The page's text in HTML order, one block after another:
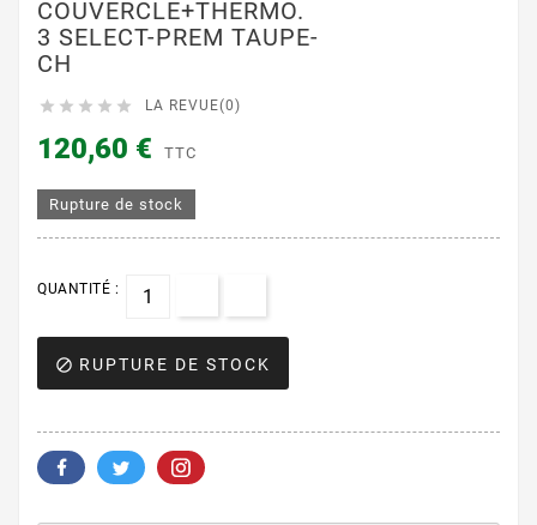
COUVERCLE+THERMO.
3 SELECT-PREM TAUPE-
CH
     LA REVUE(0)
120,60 € TTC
Rupture de stock
QUANTITÉ :
 RUPTURE DE STOCK